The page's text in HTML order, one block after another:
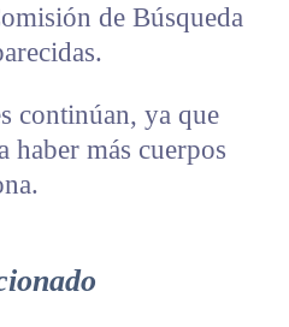
de Búsqueda
continúan, ya que
haber más cuerpos